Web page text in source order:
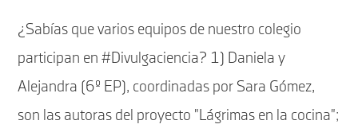
entrada:
¿Sabías que varios equipos de nuestro colegio
participan en #Divulgaciencia? 1) Daniela y
Alejandra (6º EP), coordinadas por Sara Gómez,
son las autoras del proyecto "Lágrimas en la cocina";